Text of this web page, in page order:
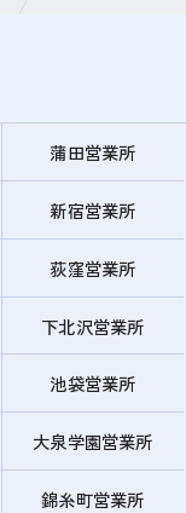
蒲田営業所
新宿営業所
荻窪営業所
下北沢営業所
池袋営業所
大泉学園営業所
錦糸町営業所